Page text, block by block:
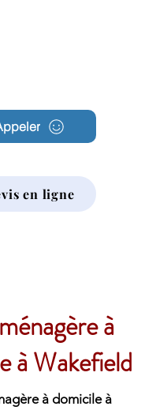
en ligne
à
à Wakefield
à domicile à